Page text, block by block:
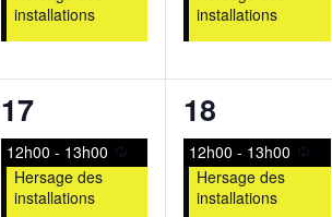
installations
installations
1
évènement,
17
12h00 - 13h00
Hersage des
installations
1
évènement,
18
12h00- 13h00
Hersage des
installations